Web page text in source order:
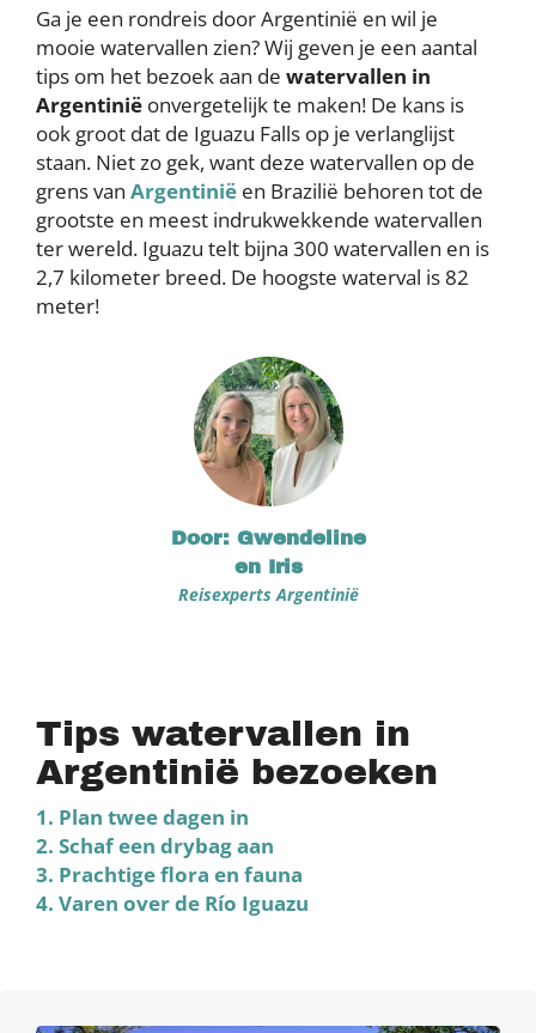
Ga je een rondreis door Argentinië en wil je
mooie watervallen zien? Wij geven je een aantal
tips om het bezoek aan de watervallen in
Argentinië onvergetelijk te maken! De kans is
ook groot dat de Iguazu Falls op je verlanglijst
staan. Niet zo gek, want deze watervallen op de
grens van Argentinië en Brazilië behoren tot de
grootste en meest indrukwekkende watervallen
ter wereld. Iguazu telt bijna 300 watervallen en is
2,7 kilometer breed. De hoogste waterval is 82
meter!
Door: Gwendeline
en Iris
Reisexperts Argentinië
Tips watervallen in
Argentinië bezoeken
1. Plan twee dagen in
2. Schaf een drybag aan
3. Prachtige flora en fauna
4. Varen over de Río Iguazu